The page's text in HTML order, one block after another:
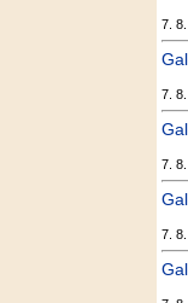
7.
7.
7.
7.